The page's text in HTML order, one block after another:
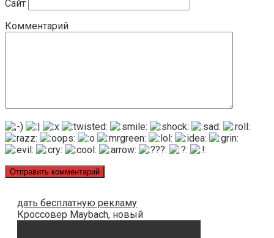
Сайт
Комментарий
дать бесплатную рекламу
Кроссовер Maybach, новый